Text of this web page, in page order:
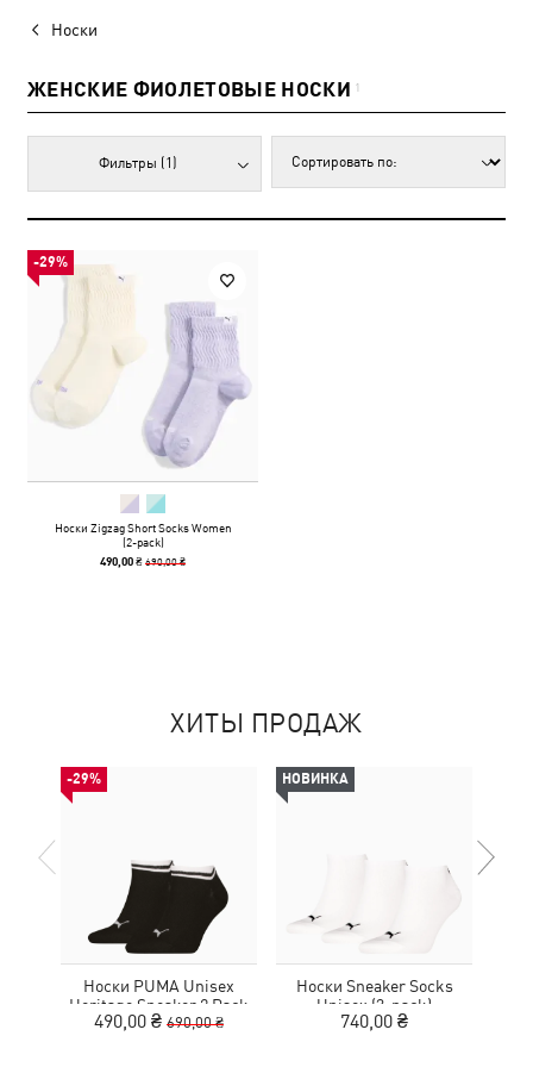
Носки
ЖЕНСКИЕ ФИОЛЕТОВЫЕ НОСКИ 1
Фильтры (1)
-29%
Носки Zigzag Short Socks Women
(2-pack)
490,00 ₴690,00 ₴
ХИТЫ ПРОДАЖ
-29%
Носки PUMA Unisex
Heritage Sneaker 2 Pack
490,00 ₴ 690,00 ₴
НОВИНКА
Носки Sneaker Socks
Unisex (3-pack)
740,00 ₴